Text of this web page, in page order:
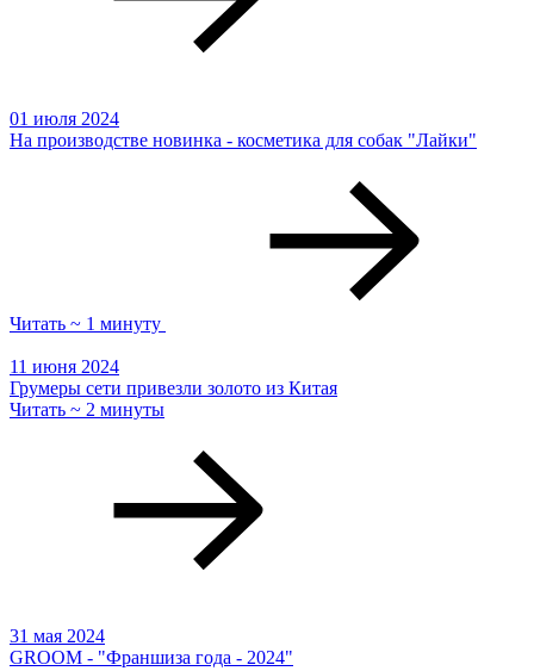
01 июля 2024
На производстве новинка - косметика для собак "Лайки"
Читать ~ 1 минуту
11 июня 2024
Грумеры сети привезли золото из Китая
Читать ~ 2 минуты
31 мая 2024
GROOM - "Франшиза года - 2024"